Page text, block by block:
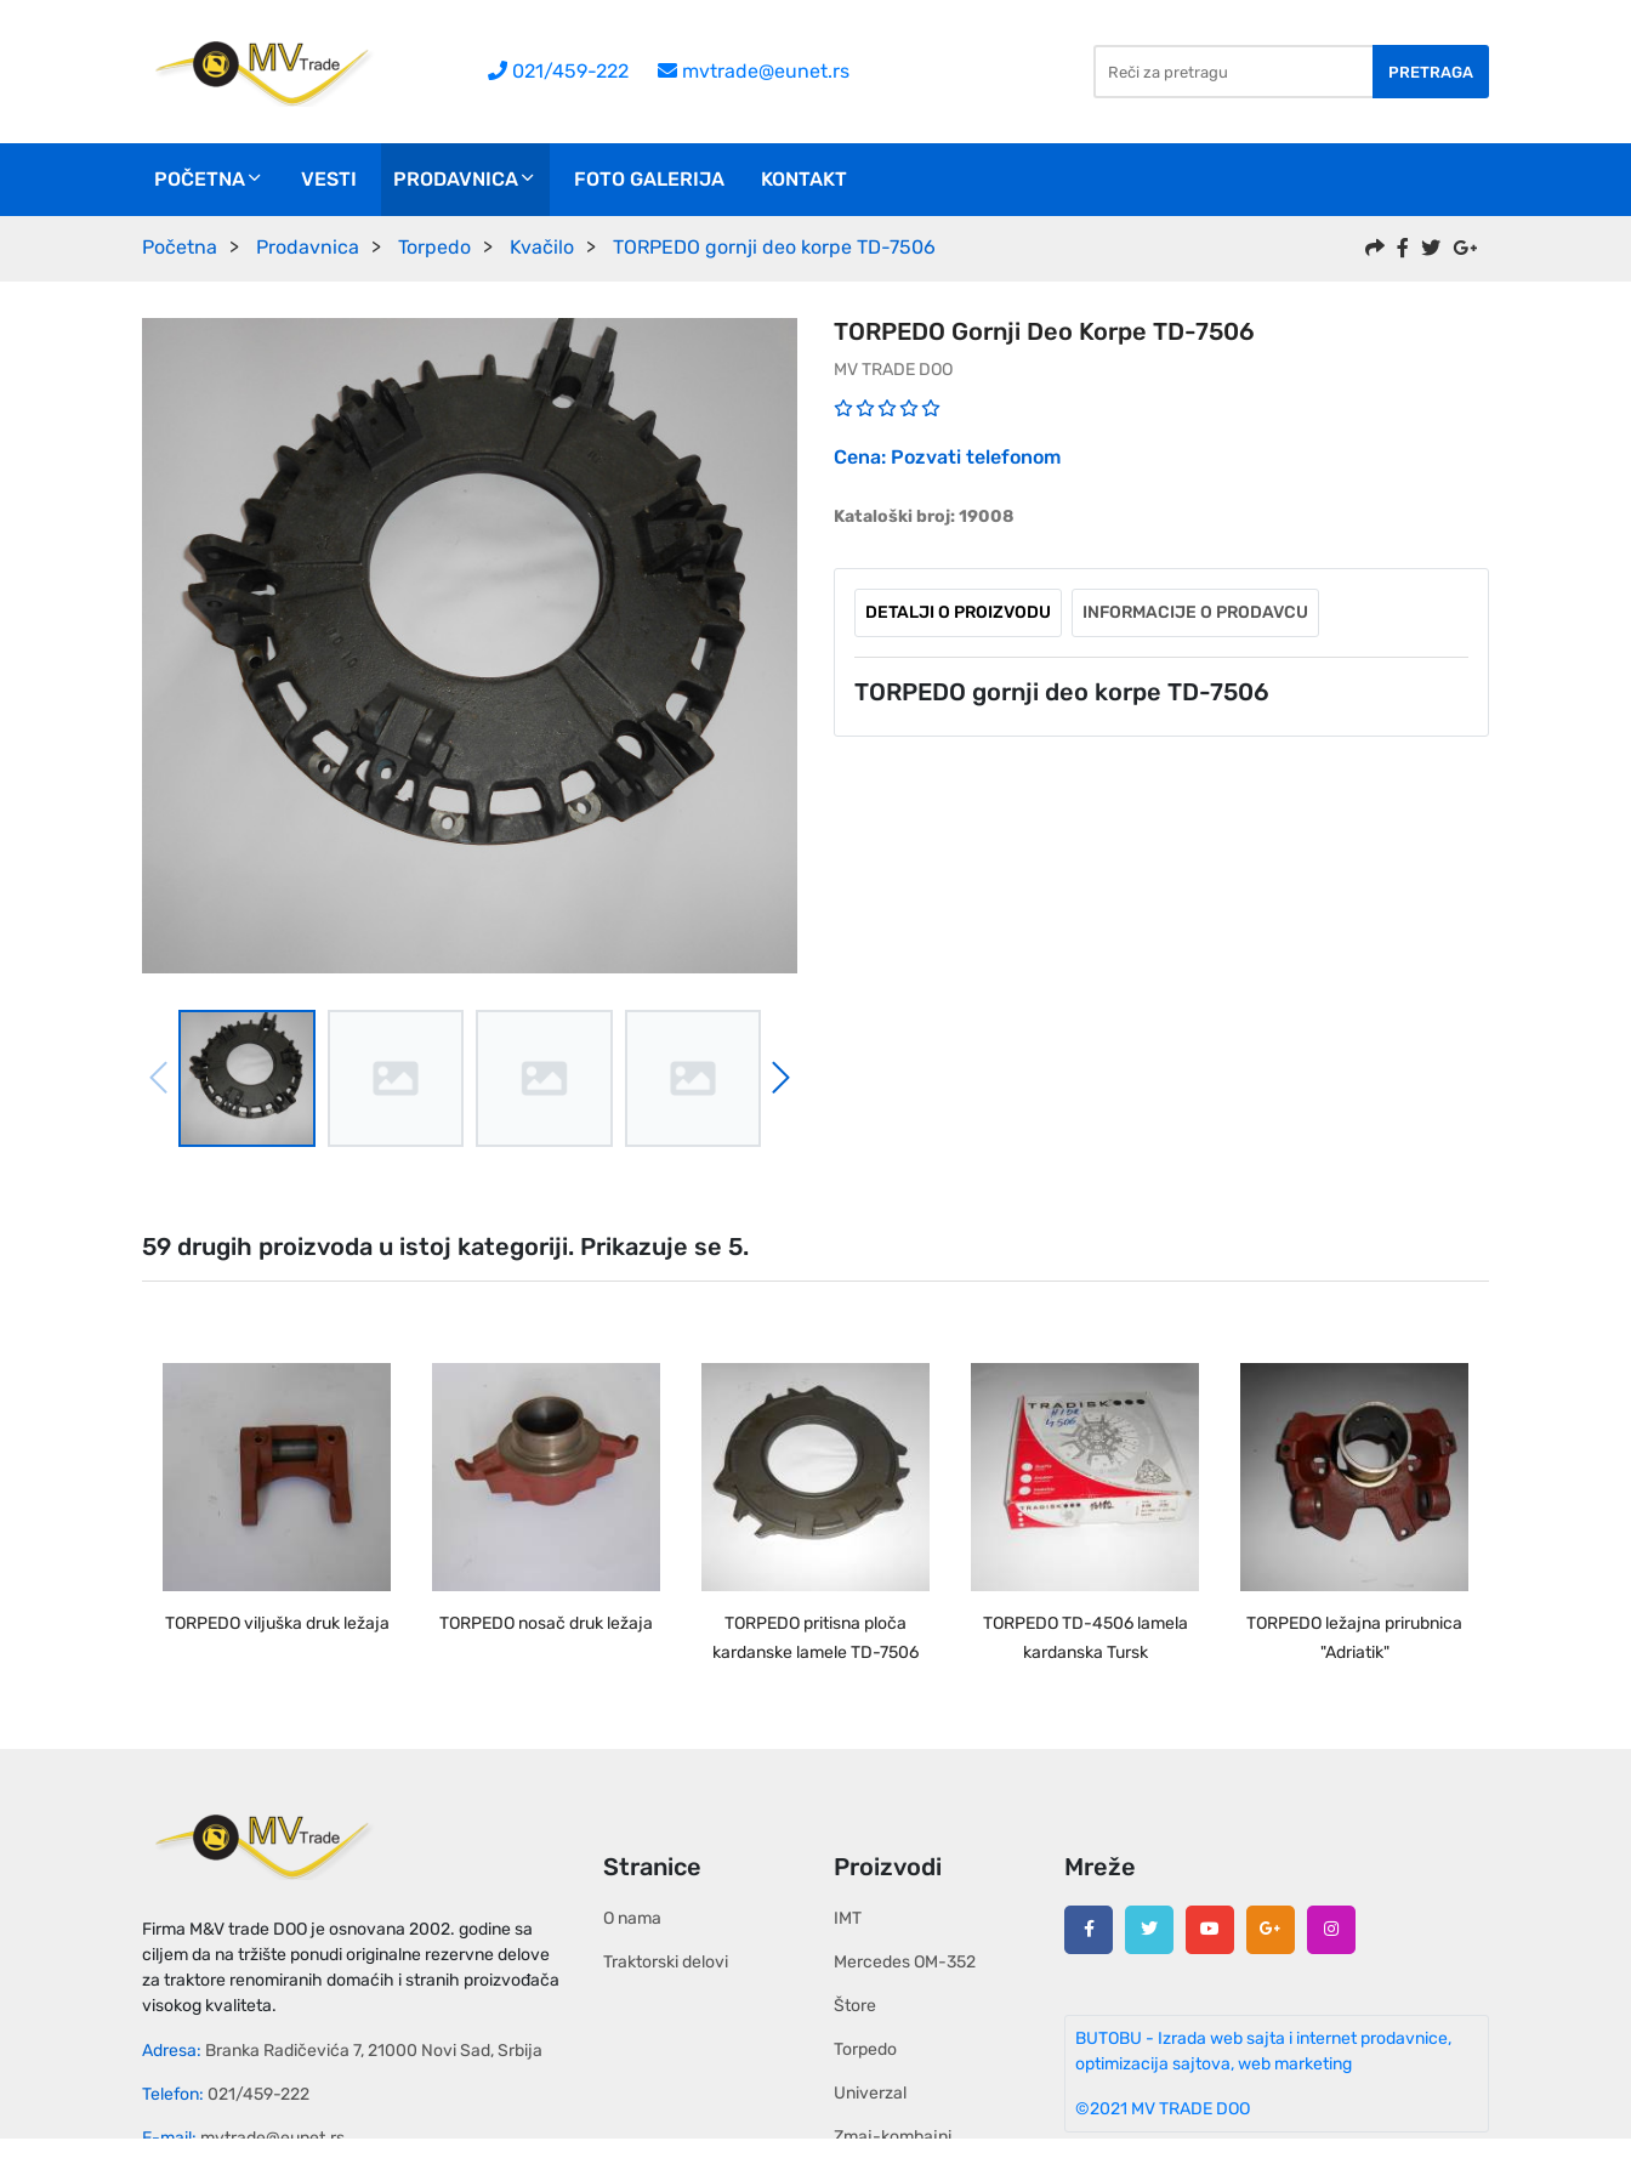
021/459-222 mvtrade@eunet.rs PRETRAGA
POČETNA VESTI PRODAVNICA FOTO GALERIJA KONTAKT
Početna Prodavnica Torpedo Kvačilo TORPEDO gornji deo korpe TD-7506
TORPEDO Gornji Deo Korpe TD-7506
MV TRADE DOO
Cena: Pozvati telefonom
Kataloški broj: 19008
DETALJI O PROIZVODU INFORMACIJE O PRODAVCU
TORPEDO gornji deo korpe TD-7506
59 drugih proizvoda u istoj kategoriji. Prikazuje se 5.
TORPEDO viljuška druk ležaja TORPEDO nosač druk ležaja
TORPEDO pritisna ploča
kardanske lamele TD-7506
TORPEDO TD-4506 lamela
kardanska Tursk
TORPEDO ležajna prirubnica
"Adriatik"
Firma M&V trade DOO je osnovana 2002. godine sa
ciljem da na tržište ponudi originalne rezervne delove
za traktore renomiranih domaćih i stranih proizvođača
visokog kvaliteta.
Adresa: Branka Radičevića 7, 21000 Novi Sad, Srbija
Telefon: 021/459-222
E-mail: mvtrade@eunet.rs
Stranice
O nama
Traktorski delovi
Proizvodi
IMT
Mercedes OM-352
Štore
Torpedo
Univerzal
Zmaj-kombajni
Mreže
BUTOBU - Izrada web sajta i internet prodavnice,
optimizacija sajtova, web marketing
©2021 MV TRADE DOO